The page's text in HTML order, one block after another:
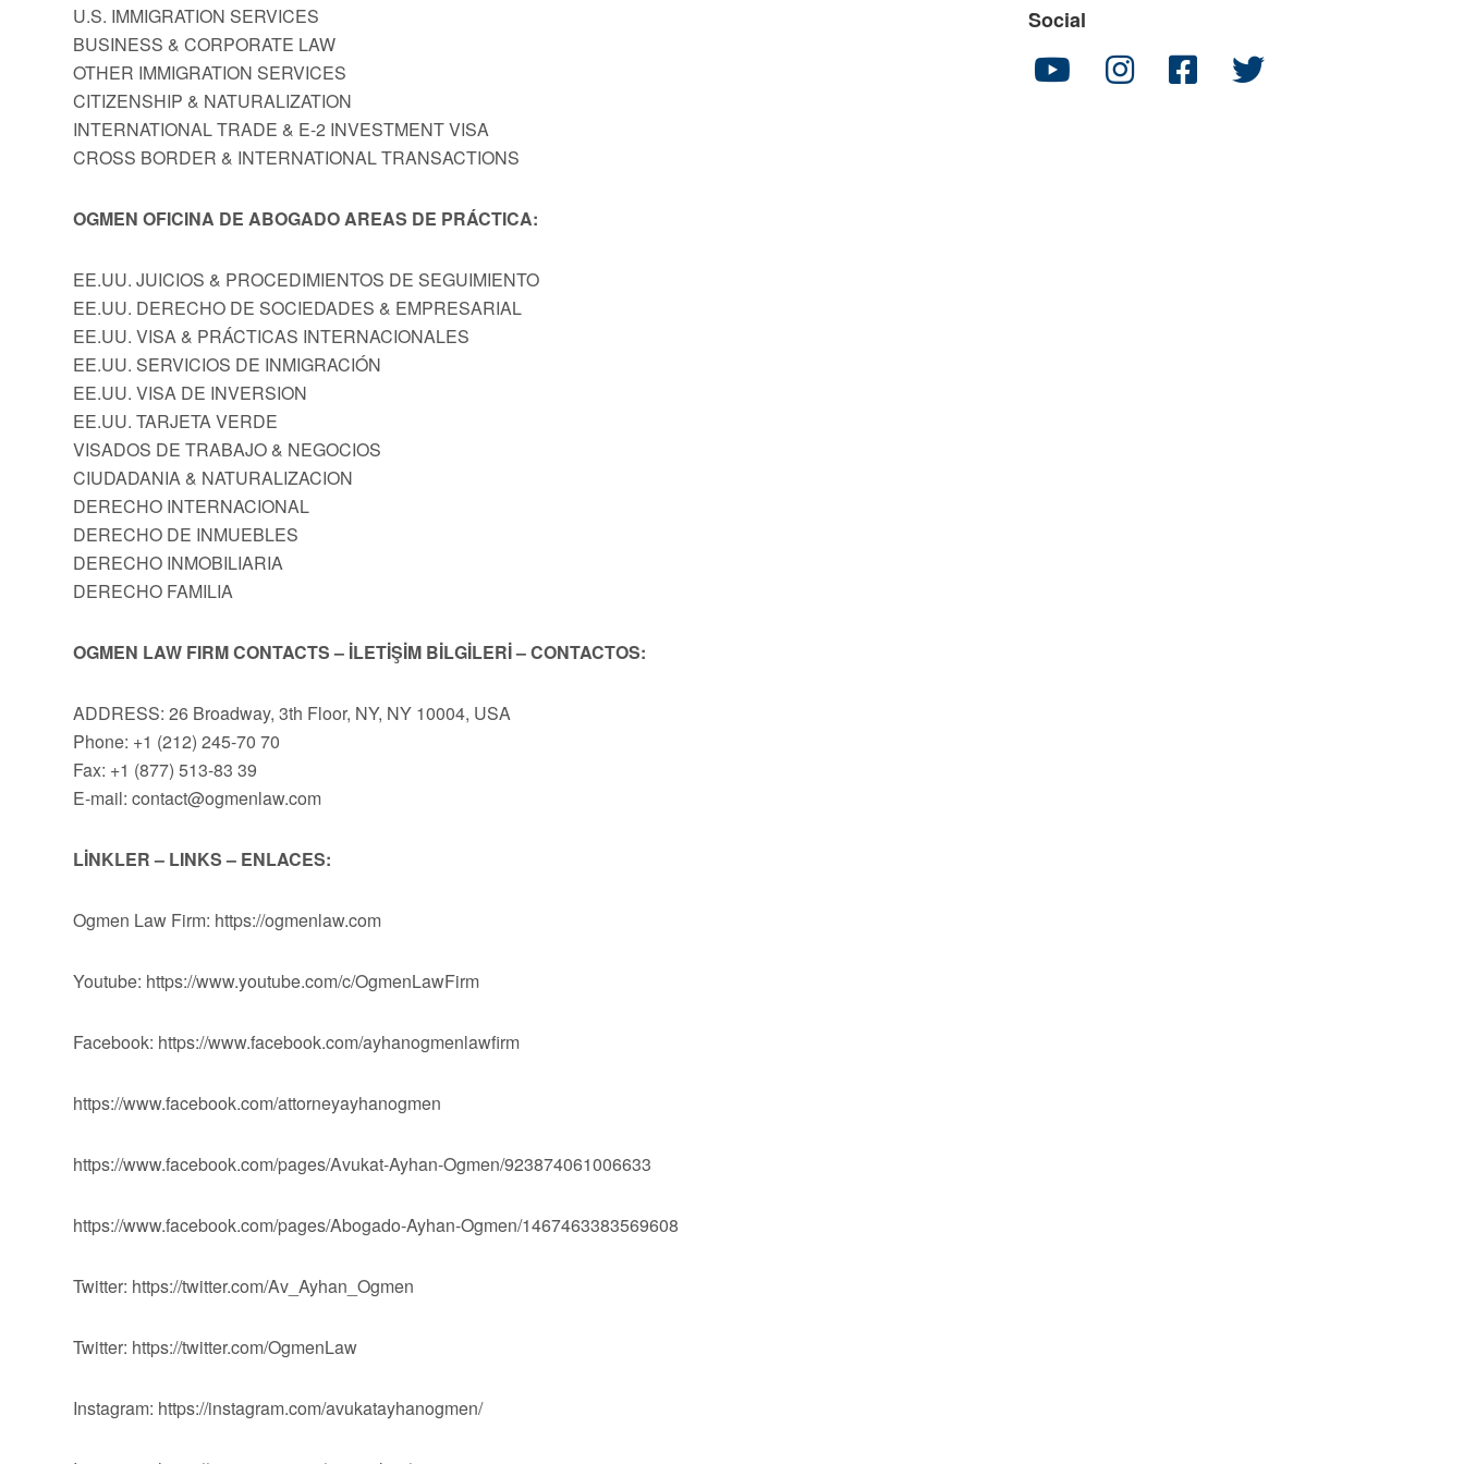
U.S. IMMIGRATION SERVICES
BUSINESS & CORPORATE LAW
OTHER IMMIGRATION SERVICES
CITIZENSHIP & NATURALIZATION
INTERNATIONAL TRADE & E-2 INVESTMENT VISA
CROSS BORDER & INTERNATIONAL TRANSACTIONS
OGMEN OFICINA DE ABOGADO AREAS DE PRÁCTICA:
EE.UU. JUICIOS & PROCEDIMIENTOS DE SEGUIMIENTO
EE.UU. DERECHO DE SOCIEDADES & EMPRESARIAL
EE.UU. VISA & PRÁCTICAS INTERNACIONALES
EE.UU. SERVICIOS DE INMIGRACIÓN
EE.UU. VISA DE INVERSION
EE.UU. TARJETA VERDE
VISADOS DE TRABAJO & NEGOCIOS
CIUDADANIA & NATURALIZACION
DERECHO INTERNACIONAL
DERECHO DE INMUEBLES
DERECHO INMOBILIARIA
DERECHO FAMILIA
OGMEN LAW FIRM CONTACTS – İLETİŞİM BİLGİLERİ – CONTACTOS:
ADDRESS: 26 Broadway, 3th Floor, NY, NY 10004, USA
Phone: +1 (212) 245-70 70
Fax: +1 (877) 513-83 39
E-mail: contact@ogmenlaw.com
LİNKLER – LINKS – ENLACES:
Ogmen Law Firm: https://ogmenlaw.com
Youtube: https://www.youtube.com/c/OgmenLawFirm
Facebook: https://www.facebook.com/ayhanogmenlawfirm
https://www.facebook.com/attorneyayhanogmen
https://www.facebook.com/pages/Avukat-Ayhan-Ogmen/923874061006633
https://www.facebook.com/pages/Abogado-Ayhan-Ogmen/1467463383569608
Twitter: https://twitter.com/Av_Ayhan_Ogmen
Twitter: https://twitter.com/OgmenLaw
Instagram: https://instagram.com/avukatayhanogmen/
Social